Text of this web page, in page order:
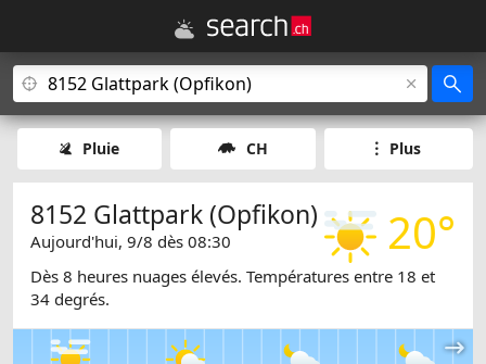
Pluie CH Plus
20°
8152 Glattpark (Opfikon)
Aujourd'hui, 9/8 dès 08:30
Dès 8 heures nuages élevés. Températures entre 18 et
34 degrés.